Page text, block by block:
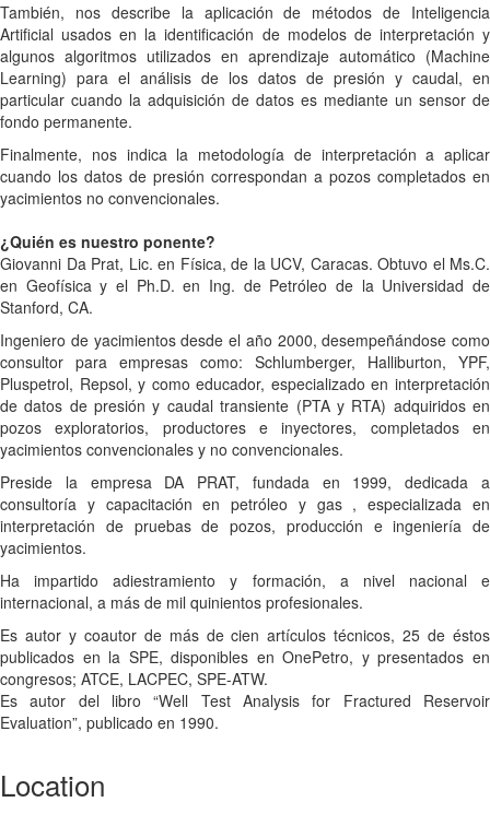
También, nos describe la aplicación de métodos de Inteligencia
Artificial usados en la identificación de modelos de interpretación y
algunos algoritmos utilizados en aprendizaje automático (Machine
Learning) para el análisis de los datos de presión y caudal, en
particular cuando la adquisición de datos es mediante un sensor de
fondo permanente.
Finalmente, nos indica la metodología de interpretación a aplicar
cuando los datos de presión correspondan a pozos completados en
yacimientos no convencionales.
¿Quién es nuestro ponente?
Giovanni Da Prat, Lic. en Física, de la UCV, Caracas. Obtuvo el Ms.C.
en Geofísica y el Ph.D. en Ing. de Petróleo de la Universidad de
Stanford, CA.
Ingeniero de yacimientos desde el año 2000, desempeñándose como
consultor para empresas como: Schlumberger, Halliburton, YPF,
Pluspetrol, Repsol, y como educador, especializado en interpretación
de datos de presión y caudal transiente (PTA y RTA) adquiridos en
pozos exploratorios, productores e inyectores, completados en
yacimientos convencionales y no convencionales.
Preside la empresa DA PRAT, fundada en 1999, dedicada a
consultoría y capacitación en petróleo y gas , especializada en
interpretación de pruebas de pozos, producción e ingeniería de
yacimientos.
Ha impartido adiestramiento y formación, a nivel nacional e
internacional, a más de mil quinientos profesionales.
Es autor y coautor de más de cien artículos técnicos, 25 de éstos
publicados en la SPE, disponibles en OnePetro, y presentados en
congresos; ATCE, LACPEC, SPE-ATW.
Es autor del libro “Well Test Analysis for Fractured Reservoir
Evaluation”, publicado en 1990.
Location